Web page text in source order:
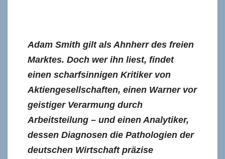
Adam Smith gilt als Ahnherr des freien
Marktes. Doch wer ihn liest, findet
einen scharfsinnigen Kritiker von
Aktiengesellschaften, einen Warner vor
geistiger Verarmung durch
Arbeitsteilung – und einen Analytiker,
dessen Diagnosen die Pathologien der
deutschen Wirtschaft präzise